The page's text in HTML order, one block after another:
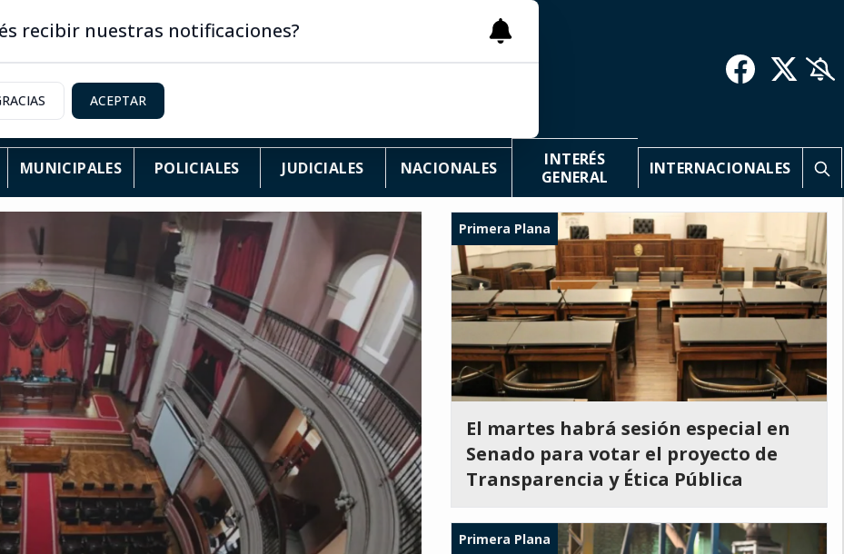
MUNICIPALES POLICIALES JUDICIALES NACIONALES
INTERÉS
GENERAL
INTERNACIONALES
Primera Plana
El martes habrá sesión especial en
Senado para votar el proyecto de
Transparencia y Ética Pública
Primera Plana
recibir nuestras notificaciones?
ACEPTAR